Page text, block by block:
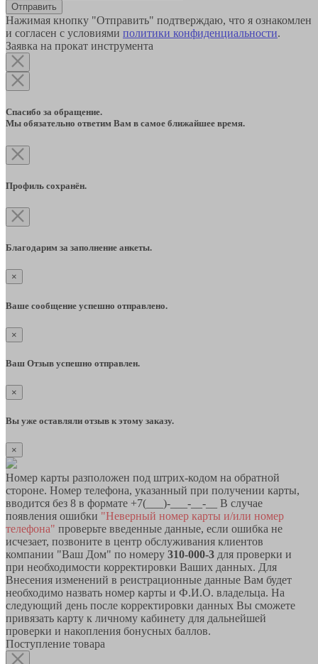
Отправить
Нажимая кнопку "Отправить" подтверждаю, что я ознакомлен
и согласен с условиями политики конфиденциальности.
Заявка на прокат инструмента
Спасибо за обращение.
Мы обязательно ответим Вам в самое ближайшее время.
Профиль сохранён.
Благодарим за заполнение анкеты.
×
Ваше сообщение успешно отправлено.
×
Ваш Отзыв успешно отправлен.
×
Вы уже оставляли отзыв к этому заказу.
×
Номер карты разположен под штрих-кодом на обратной
стороне. Номер телефона, указанный при получении карты,
вводится без 8 в формате +7(___)-___-__-__ В случае
появления ошибки "Неверный номер карты и/или номер
телефона" проверьте введенные данные, если ошибка не
исчезает, позвоните в центр обслуживания клиентов
компании "Ваш Дом" по номеру 310-000-3 для проверки и
при необходимости корректировки Ваших данных. Для
Внесения изменений в реистрационные данные Вам будет
необходимо назвать номер карты и Ф.И.О. владельца. На
следующий день после корректировки данных Вы сможете
привязать карту к личному кабинету для дальнейшей
проверки и накопления бонусных баллов.
Поступление товара